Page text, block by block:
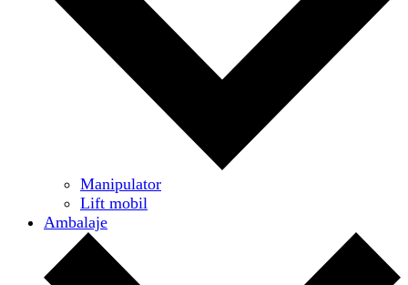
Manipulator
Lift mobil
Ambalaje